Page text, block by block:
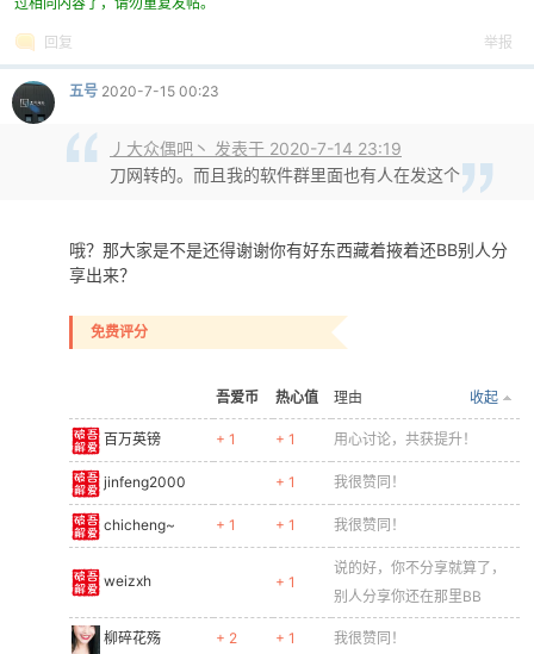
回复 举报
五号 2020-7-15 00:23
丿大众偶吧丶 发表于 2020-7-14 23:19
刀网转的。而且我的软件群里面也有人在发这个
哦？那大家是不是还得谢谢你有好东西藏着掖着还BB别人分
享出来？
免费评分
吾爱币 热心值 收起
理由
百万英镑 + 1 + 1 用心讨论，共获提升！
jinfeng2000 + 1 我很赞同！
chicheng~ + 1 + 1 我很赞同！
weizxh + 1
说的好，你不分享就算了，
别人分享你还在那里BB
柳碎花殇 + 2 + 1 我很赞同！